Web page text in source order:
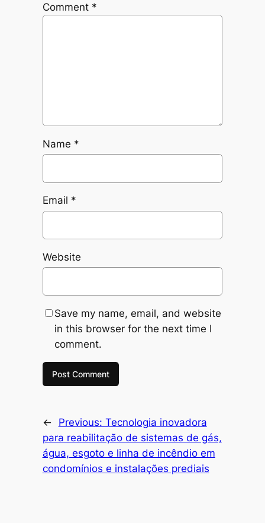
Comment *
Name *
Email *
Website
Save my name, email, and website
in this browser for the next time I
comment.
← Previous: Tecnologia inovadora
para reabilitação de sistemas de gás,
água, esgoto e linha de incêndio em
condomínios e instalações prediais